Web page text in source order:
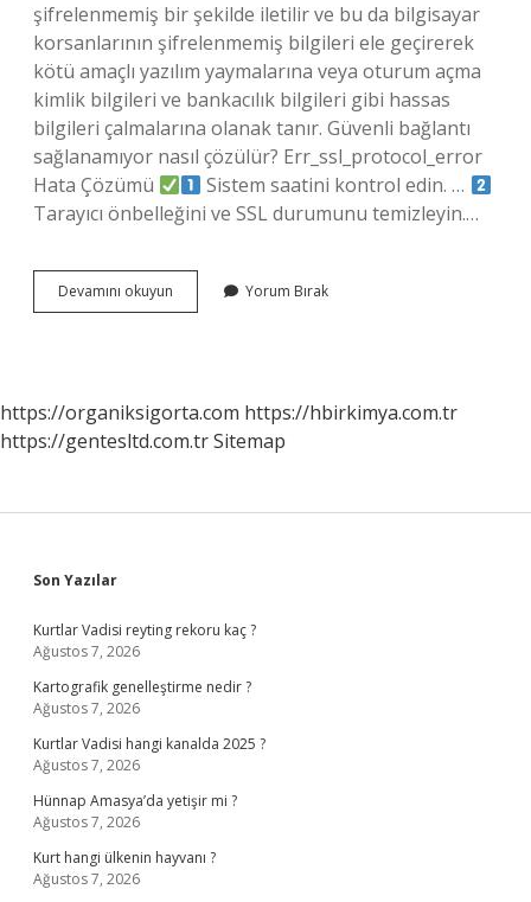
şifrelenmemiş bir şekilde iletilir ve bu da bilgisayar
korsanlarının şifrelenmemiş bilgileri ele geçirerek
kötü amaçlı yazılım yaymalarına veya oturum açma
kimlik bilgileri ve bankacılık bilgileri gibi hassas
bilgileri çalmalarına olanak tanır. Güvenli bağlantı
sağlanamıyor nasıl çözülür? Err_ssl_protocol_error
Hata Çözümü
Sistem saatini kontrol edin. …
Tarayıcı önbelleğini ve SSL durumunu temizleyin.…
Devamını okuyun
Bağlantısı
Yorum Bırak
https://organiksigorta.com https://hbirkimya.com.tr
https://gentesltd.com.trSitemap
Sidebar
Son Yazılar
Kurtlar Vadisi reyting rekoru kaç ?
Ağustos 7, 2026
Kartografik genelleştirme nedir ?
Ağustos 7, 2026
Kurtlar Vadisi hangi kanalda 2025 ?
Ağustos 7, 2026
Hünnap Amasya’da yetişir mi ?
Ağustos 7, 2026
Kurt hangi ülkenin hayvanı ?
Ağustos 7, 2026